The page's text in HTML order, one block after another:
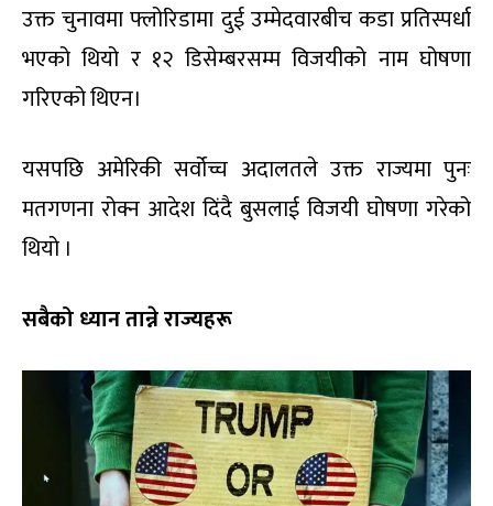
उक्त चुनावमा फ्लोरिडामा दुई उम्मेदवारबीच कडा प्रतिस्पर्धा
भएको थियो र १२ डिसेम्बरसम्म विजयीको नाम घोषणा
गरिएको थिएन।
यसपछि अमेरिकी सर्वोच्च अदालतले उक्त राज्यमा पुनः
मतगणना रोक्न आदेश दिंदै बुसलाई विजयी घोषणा गरेको
थियो ।
सबैको ध्यान तान्ने राज्यहरू